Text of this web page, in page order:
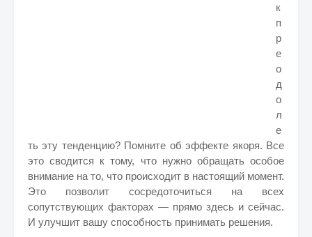
к
п
р
е
о
д
о
л
е
ть эту тенденцию? Помните об эффекте якоря. Все
это сводится к тому, что нужно обращать особое
внимание на то, что происходит в настоящий момент.
Это позволит сосредоточиться на всех
сопутствующих факторах — прямо здесь и сейчас.
И улучшит вашу способность принимать решения.